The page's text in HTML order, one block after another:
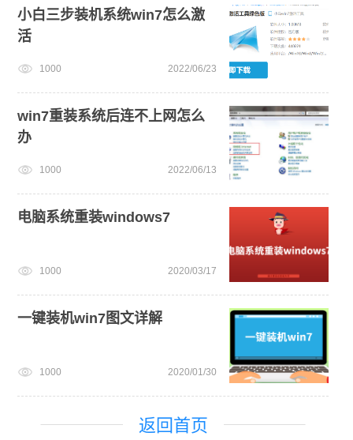
小白三步装机系统win7怎么激
活
1000 2022/06/23
win7重装系统后连不上网怎么
办
1000 2022/06/13
电脑系统重装windows7
1000 2020/03/17
一键装机win7图文详解
1000 2020/01/30
返回首页